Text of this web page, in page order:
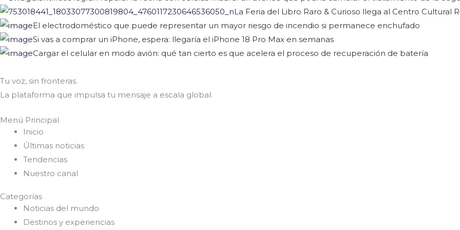
La Feria del Libro Raro & Curioso llega al Centro Cultural
El electrodoméstico que puede representar un mayor riesgo de incendio si permanece enchufado
Si vas a comprar un iPhone, espera: llegaría el iPhone 18 Pro Max en semanas
Cargar el celular en modo avión: qué tan cierto es que acelera el proceso de recuperación de batería
Tu voz, sin fronteras.
La plataforma que impulsa tu mensaje a escala global.
Menú Principal
Inicio
Últimas noticias
Tendencias
Nuestro canal
Categorías
Noticias del mundo
Destinos y experiencias